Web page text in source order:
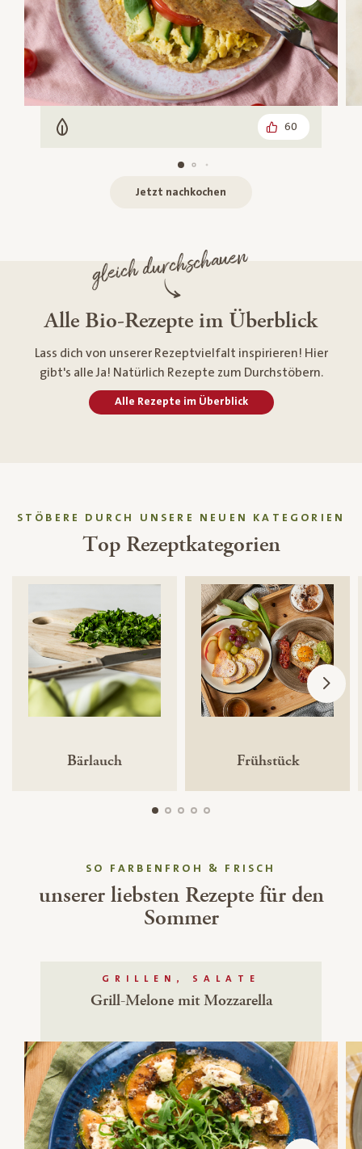
Vegetarisch 60
Jetzt nachkochen
gleich durchschauen
Alle Bio-Rezepte im Überblick
Lass dich von unserer Rezeptvielfalt inspirieren! Hier
gibt's alle Ja! Natürlich Rezepte zum Durchstöbern.
Alle Rezepte im Überblick
STÖBERE DURCH UNSERE NEUEN KATEGORIEN
Top Rezeptkategorien
Bärlauch Frühstück
SO FARBENFROH & FRISCH
unserer liebsten Rezepte für den
Sommer
GRILLEN, SALATE
Grill-Melone mit Mozzarella